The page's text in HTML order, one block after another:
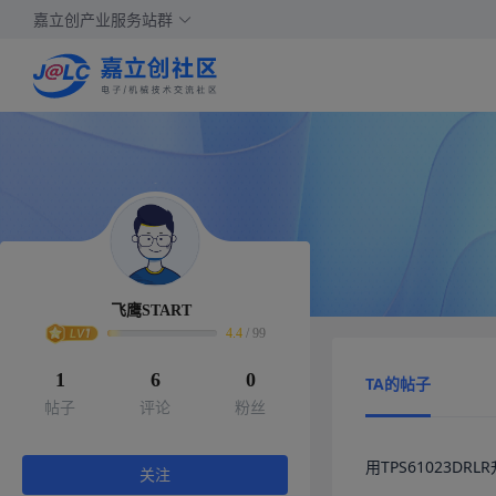
嘉立创产业服务站群
飞鹰START
4.4 / 99
1
帖子
6
评论
0
粉丝
关注
TA的帖子
用